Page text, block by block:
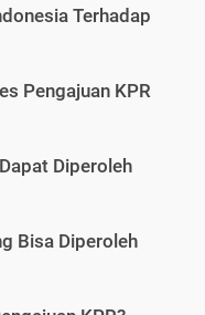
Terhadap
Pengajuan KPR
Diperoleh
Bisa Diperoleh